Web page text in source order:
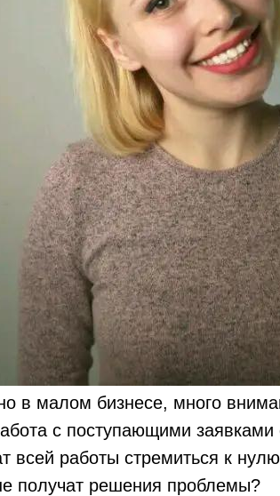
в малом бизнесе, много
с поступающими заявками
всей работы стремиться к
получат решения проблемы?